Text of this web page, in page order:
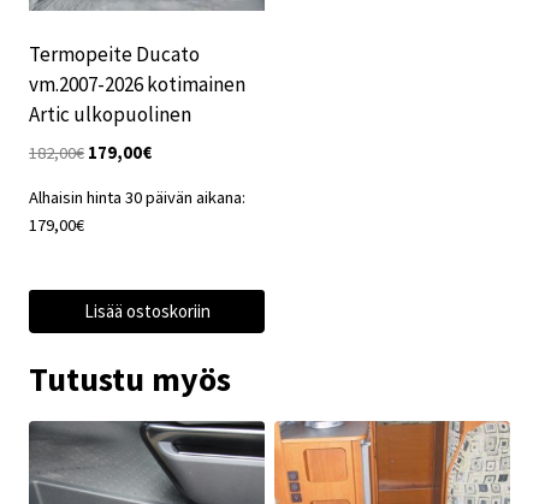
Termopeite Ducato
vm.2007-2026 kotimainen
Artic ulkopuolinen
182,00€ Alkuperäinen
oli:
179,00€Nykyinen
on:
Alhaisin hinta 30 päivän aikana:
179,00€
Lisää ostoskoriin
Tutustu myös